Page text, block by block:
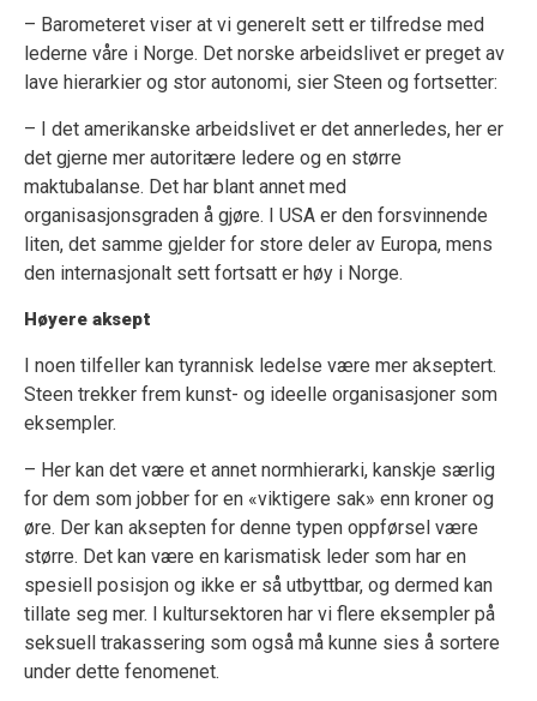
– Barometeret viser at vi generelt sett er tilfredse med
lederne våre i Norge. Det norske arbeidslivet er preget av
lave hierarkier og stor autonomi, sier Steen og fortsetter:
– I det amerikanske arbeidslivet er det annerledes, her er
det gjerne mer autoritære ledere og en større
maktubalanse. Det har blant annet med
organisasjonsgraden å gjøre. I USA er den forsvinnende
liten, det samme gjelder for store deler av Europa, mens
den internasjonalt sett fortsatt er høy i Norge.
Høyere aksept
I noen tilfeller kan tyrannisk ledelse være mer akseptert.
Steen trekker frem kunst- og ideelle organisasjoner som
eksempler.
– Her kan det være et annet normhierarki, kanskje særlig
for dem som jobber for en «viktigere sak» enn kroner og
øre. Der kan aksepten for denne typen oppførsel være
større. Det kan være en karismatisk leder som har en
spesiell posisjon og ikke er så utbyttbar, og dermed kan
tillate seg mer. I kultursektoren har vi flere eksempler på
seksuell trakassering som også må kunne sies å sortere
under dette fenomenet.